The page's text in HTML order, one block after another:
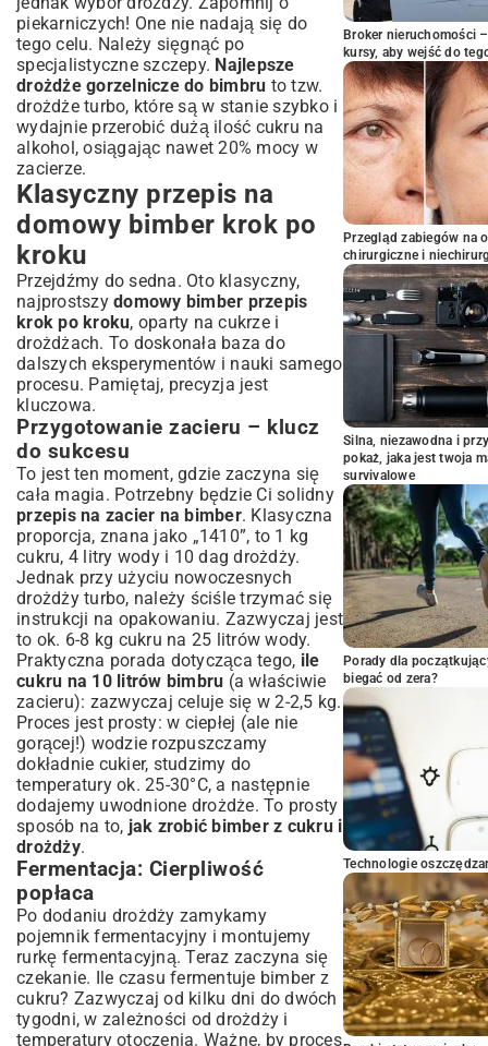
piekarniczych! One nie nadają się do
tego celu. Należy sięgnąć po
specjalistyczne szczepy. Najlepsze
drożdże gorzelnicze do bimbru to tzw.
drożdże turbo, które są w stanie szybko i
wydajnie przerobić dużą ilość cukru na
alkohol, osiągając nawet 20% mocy w
zacierze.
Klasyczny przepis na
domowy bimber krok po
kroku
Przejdźmy do sedna. Oto klasyczny,
najprostszy domowy bimber przepis
krok po kroku, oparty na cukrze i
drożdżach. To doskonała baza do
dalszych eksperymentów i nauki samego
procesu. Pamiętaj, precyzja jest
kluczowa.
Przygotowanie zacieru – klucz
do sukcesu
To jest ten moment, gdzie zaczyna się
cała magia. Potrzebny będzie Ci solidny
przepis na zacier na bimber. Klasyczna
proporcja, znana jako „1410”, to 1 kg
cukru, 4 litry wody i 10 dag drożdży.
Jednak przy użyciu nowoczesnych
drożdży turbo, należy ściśle trzymać się
instrukcji na opakowaniu. Zazwyczaj jest
to ok. 6-8 kg cukru na 25 litrów wody.
Praktyczna porada dotycząca tego, ile
cukru na 10 litrów bimbru (a właściwie
zacieru): zazwyczaj celuje się w 2-2,5 kg.
Proces jest prosty: w ciepłej (ale nie
gorącej!) wodzie rozpuszczamy
dokładnie cukier, studzimy do
temperatury ok. 25-30°C, a następnie
dodajemy uwodnione drożdże. To prosty
sposób na to, jak zrobić bimber z cukru i
drożdży.
Fermentacja: Cierpliwość
popłaca
Po dodaniu drożdży zamykamy
pojemnik fermentacyjny i montujemy
rurkę fermentacyjną. Teraz zaczyna się
czekanie. Ile czasu fermentuje bimber z
cukru? Zazwyczaj od kilku dni do dwóch
tygodni, w zależności od drożdży i
temperatury otoczenia. Ważne, by proces
Broker nieruchomości
kursy, aby wejść do
Przegląd zabiegów na
chirurgiczne i
Silna, niezawodna i
pokaż, jaka jest twoja
survivalowe
Porady dla
biegać od zera?
Technologie